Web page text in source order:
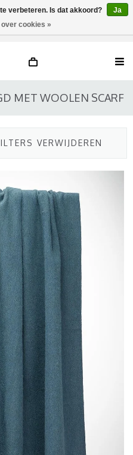
MET WOOLEN SCARF
VERWIJDEREN
verbeteren. Is dat akkoord?
Ja
over cookies »